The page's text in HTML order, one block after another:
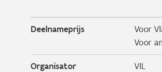
Deelnameprijs
Voor
Voor
Organisator VIL